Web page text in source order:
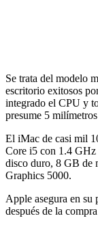
Se trata del modelo
escritorio exitosos
integrado el CPU y
presume 5
El iMac de casi mil
Core i5 con 1.4 GHz
disco duro, 8 GB de
Graphics 5000.
Apple asegura en su
después de la